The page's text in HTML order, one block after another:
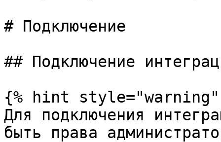
# Подключение
## Подключение
{% hint style="warning"
Для подключения
быть права